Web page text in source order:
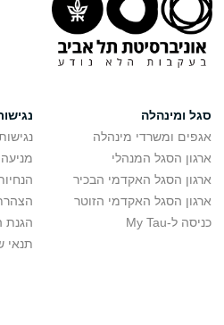
סגל ומינהלה
אגפים ומשרדי מינהלה
ארגון הסגל המנהלי
ארגון הסגל האקדמי הבכיר
ארגון הסגל האקדמי הזוטר
כניסה ל-My Tau
הגנת
תנאי